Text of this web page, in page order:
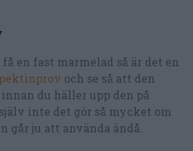
en fast marmelad så är det en
pektinprov och se så att den
du häller upp den på
inte det gör så mycket om
går ju att använda ändå.